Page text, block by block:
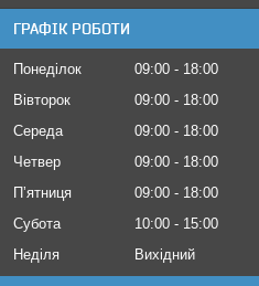
ГРАФІК РОБОТИ
Понеділок 09:00
18:00
Вівторок
09:00
18:00
Середа
09:00
18:00
Четвер
09:00
18:00
Пʼятниця
09:00
18:00
Субота
10:00
15:00
Неділя
Вихідний